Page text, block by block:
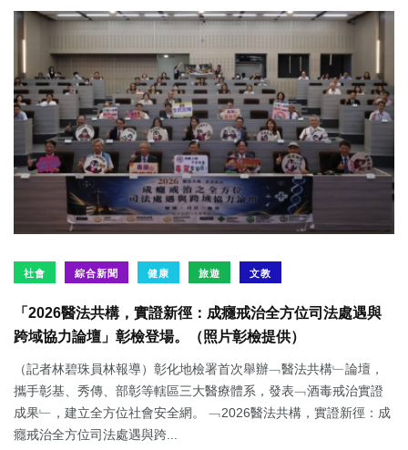
社會 綜合新聞 健康 旅遊 文教
「2026醫法共構，實證新徑：成癮戒治全方位司法處遇與
跨域協力論壇」彰檢登場。（照片彰檢提供）
（記者林碧珠員林報導）彰化地檢署首次舉辦﹁醫法共構﹂論壇，
攜手彰基、秀傳、部彰等轄區三大醫療體系，發表﹁酒毒戒治實證
成果﹂，建立全方位社會安全網。 ﹁2026醫法共構，實證新徑：成
癮戒治全方位司法處遇與跨...